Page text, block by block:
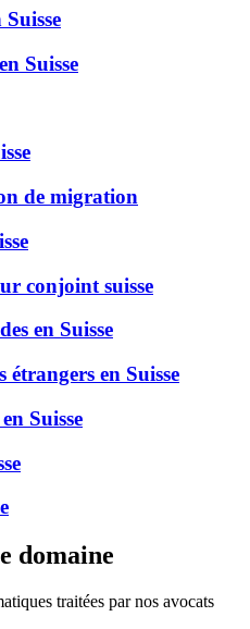
Suisse
de migration
conjoint suisse
en Suisse
en Suisse
Suisse
domaine
traitées par nos avocats